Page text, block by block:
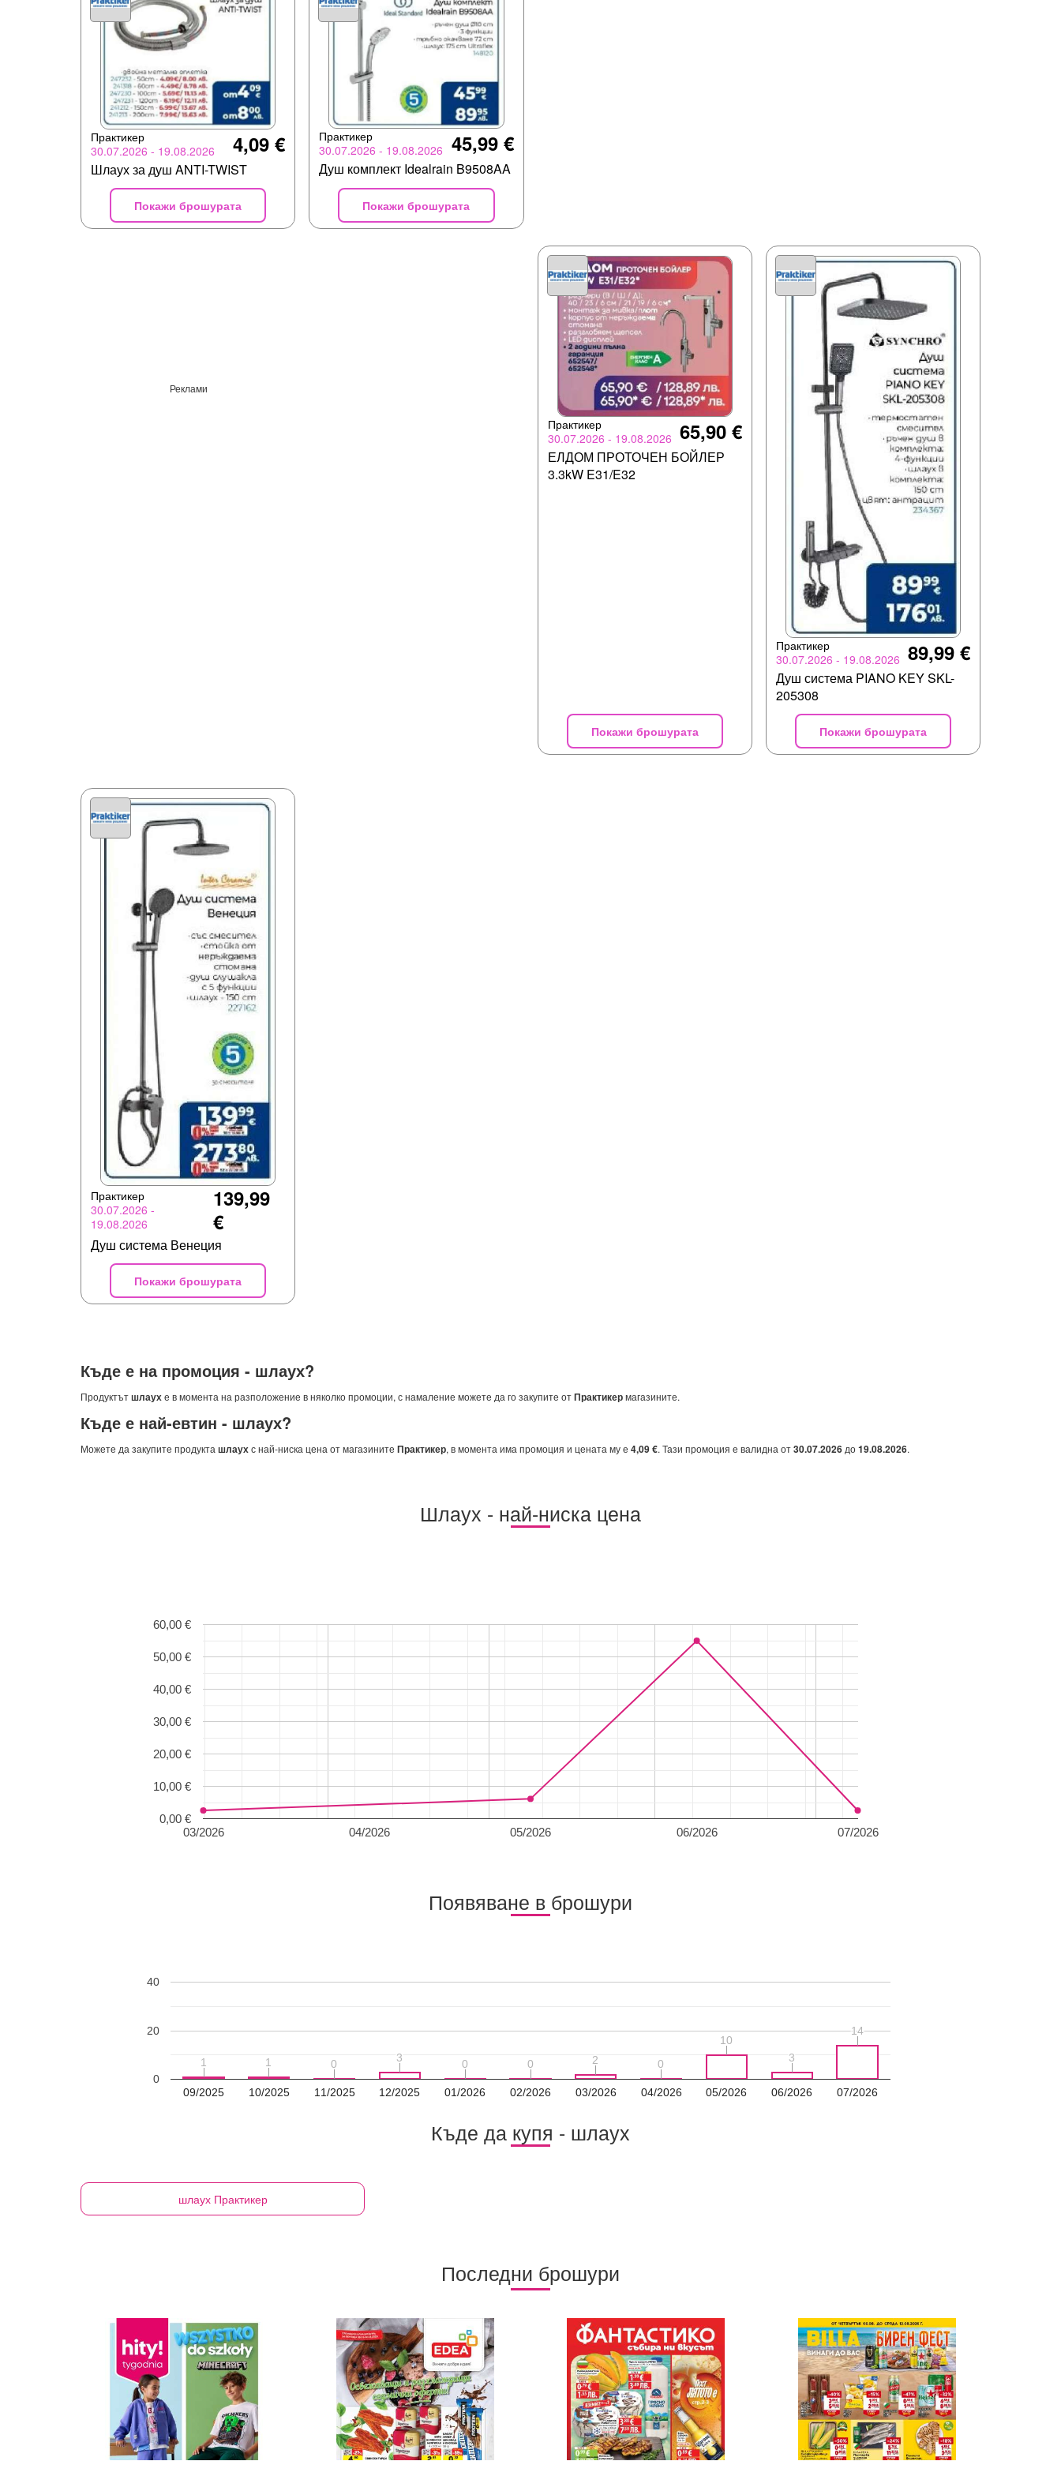
Практикер
30.07.2026 - 19.08.2026
4,09 €
Шлаух за душ ANTI-TWIST
Покажи брошурата
Практикер
30.07.2026 - 19.08.2026 45,99 €
Душ комплект Idealrain B9508AA
Покажи брошурата
Реклами
Практикер
30.07.2026 - 19.08.2026 65,90 €
ЕЛДОМ ПРОТОЧЕН БОЙЛЕР
3.3kW E31/E32
Покажи брошурата
Практикер
30.07.2026 - 19.08.2026 89,99 €
Душ система PIANO KEY SKL-
205308
Покажи брошурата
Практикер
30.07.2026 -
19.08.2026
139,99
€
Душ система Венеция
Покажи брошурата
Къде е на промоция - шлаух?
Продуктътшлаухе в момента на разположение в няколко промоции, с намаление можете да го закупите отПрактикермагазините.
Къде е най-евтин - шлаух?
Можете да закупите продукта шлаухс най-ниска цена от магазините Практикер, в момента има промоция и цената му е 4,09 €. Тази промоция е валидна от30.07.2026 до19.08.2026.
Шлаух - най-ниска цена
03/2026 04/2026 05/2026 06/2026 07/2026
0,00 €
10,00 €
20,00 €
30,00 €
40,00 €
50,00 €
60,00 €
Появяване в брошури
09/2025 10/2025 11/2025 12/2025 01/2026 02/2026 03/2026 04/2026 05/2026 06/2026 07/2026
0
20
40
11 11 0
0 3
3 0
0 0
0 2
2 0
0
10
10
3
3
14
14
Къде да купя - шлаух
шлаух Практикер
Последни брошури